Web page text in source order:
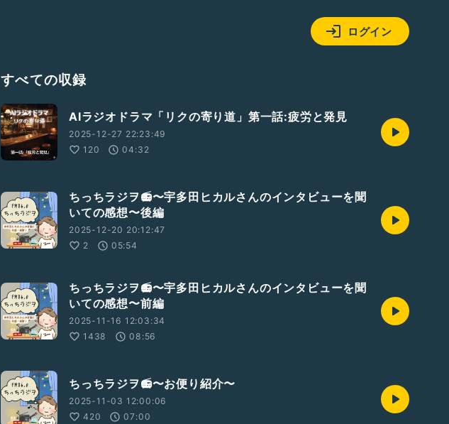
ログイン
すべての収録
AIラジオドラマ「リクの寄り道」第一話:疲労と発見
2025-12-27 22:23:49
120
04:32
ちっちラジヲ📻〜宇多田ヒカルさんのインタビューを聞
いての感想〜後編
2025-12-20 20:12:47
2
05:54
ちっちラジヲ📻〜宇多田ヒカルさんのインタビューを聞
いての感想〜前編
2025-11-16 12:03:34
1438
08:56
ちっちラジヲ📻〜お便り紹介〜
2025-11-03 12:00:06
420
07:00